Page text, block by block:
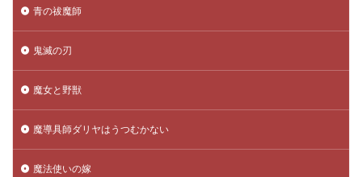
青の祓魔師
鬼滅の刃
魔女と野獣
魔導具師ダリヤはうつむかない
魔法使いの嫁